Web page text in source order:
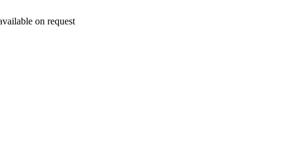
on request